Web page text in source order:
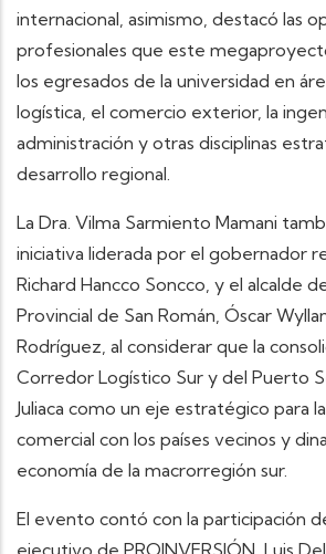
internacional, asimismo, destacó las
profesionales que este
los egresados de la universidad en
logística, el comercio exterior, la
administración y otras disciplinas
desarrollo regional.
La Dra. Vilma Sarmiento Mamani
iniciativa liderada por el gobernador
Richard Hancco Soncco, y el alcalde
Provincial de San Román, Óscar
Rodríguez, al considerar que la
Corredor Logístico Sur y del Puerto
Juliaca como un eje estratégico para
comercial con los países vecinos y
economía de la macrorregión sur.
El evento contó con la participación
ejecutivo de PROINVERSIÓN, Luis